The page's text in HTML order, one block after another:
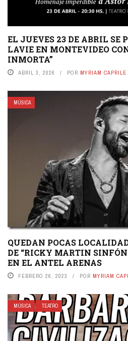
EL JUEVES 23 DE ABRIL SE
LAVIE EN MONTEVIDEO
INMORTA”
ABRIL 3, 2026 POR MYRIAM CAPRILE
MÚSICA
QUEDAN POCAS
DE “RICKY MARTIN
EN EL ANTEL ARENAS
FEBRERO 26, 2023 POR MYRIAM
MÚSICA TEATRO